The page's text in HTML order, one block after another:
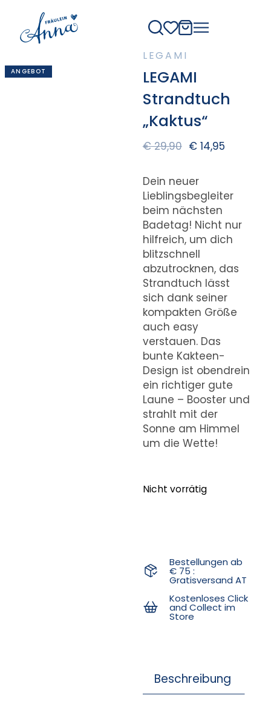
ANGEBOT
LEGAMI
LEGAMI
Strandtuch
„Kaktus“
€29,90 €14,95
Dein neuer
Lieblingsbegleiter
beim nächsten
Badetag! Nicht nur
hilfreich, um dich
blitzschnell
abzutrocknen, das
Strandtuch lässt
sich dank seiner
kompakten Größe
auch easy
verstauen. Das
bunte Kakteen-
Design ist obendrein
ein richtiger gute
Laune – Booster und
strahlt mit der
Sonne am Himmel
um die Wette!
Nicht vorrätig
Bestellungen ab
€ 75 :
Gratisversand AT
Kostenloses Click
and Collect im
Store
Beschreibung